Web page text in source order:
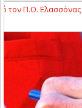
Π.Ο. Ελασσόνας με